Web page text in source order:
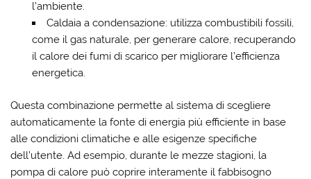
l’ambiente.
Caldaia a condensazione: utilizza combustibili fossili,
come il gas naturale, per generare calore, recuperando
il calore dei fumi di scarico per migliorare l’efficienza
energetica.
Questa combinazione permette al sistema di scegliere
automaticamente la fonte di energia più efficiente in base
alle condizioni climatiche e alle esigenze specifiche
dell’utente. Ad esempio, durante le mezze stagioni, la
pompa di calore può coprire interamente il fabbisogno